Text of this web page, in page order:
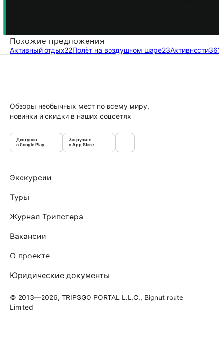
Похожие предложения
Активный отдых22Полёт на воздушном шаре23Активности36
Обзоры необычных мест по всему миру,
новинки и скидки в наших соцсетях
Доступно
в Google Play
Загрузите
в App Store
Экскурсии
Туры
Журнал Трипстера
Вакансии
О проекте
Юридические документы
© 2013—2026, TRIPSGO PORTAL L.L.C., Bignut route
Limited